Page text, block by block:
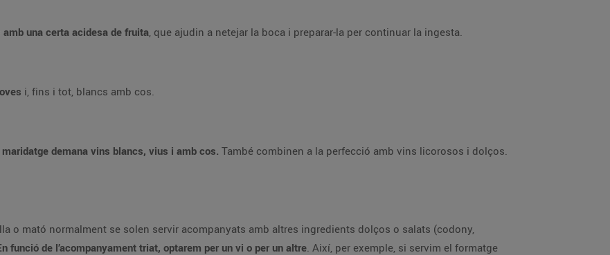
una certa acidesa de fruita, que ajudin a netejar la boca i preparar-la per continuar la ingesta.
i, fins i tot, blancs amb cos.
demana vins blancs, vius i amb cos. També combinen a la perfecció amb vins licorosos i dolços.
o mató normalment se solen servir acompanyats amb altres ingredients dolços o salats (codony,
funció de l’acompanyament triat, optarem per un vi o per un altre. Així, per exemple, si servim el formatge